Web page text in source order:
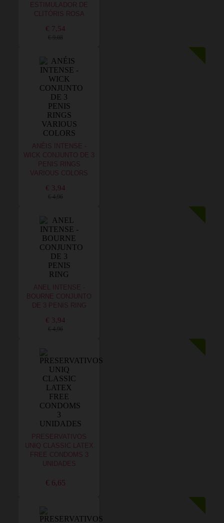
ESTIMULADOR DE
CLITÓRIS ROSA
€ 7,54
€ 9,08
ANÉIS INTENSE -
WICK CONJUNTO DE 3
PENIS RINGS
VARIOUS COLORS
€ 3,94
€ 4,96
ANEL INTENSE -
BOURNE CONJUNTO
DE 3 PENIS RING
€ 3,94
€ 4,96
PRESERVATIVOS
UNIQ CLASSIC LATEX
FREE CONDOMS 3
UNIDADES
€ 6,65